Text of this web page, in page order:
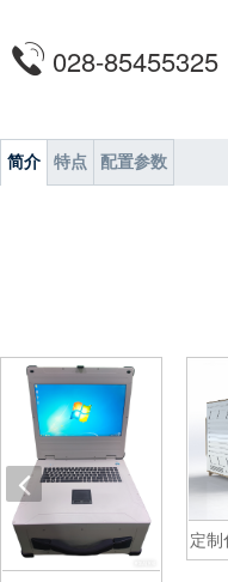
028-85455325
简介 特点 配置参数